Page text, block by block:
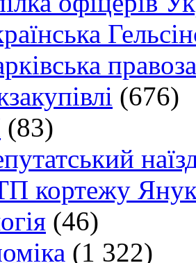
(676)
(83)
кортежу
(46)
(1 322)